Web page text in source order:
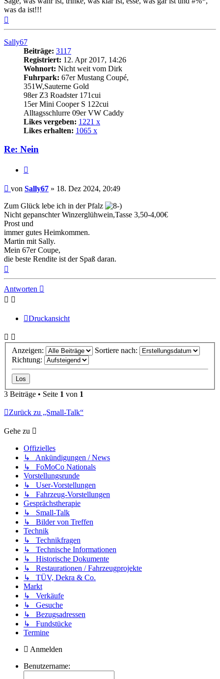
was da ist!!!
Sally67
Beiträge: 3117
Registriert: 12. Apr 2017, 14:26
Wohnort: Nicht weit vom Dirk
Fuhrpark: 67er Mustang Coupé,
351W,Sauterne Gold
98er Z3 Roadster 171cui
15er Mini Cooper S 122cui
Alltagsschlurre 09er VW Caddy
Likes vergeben: 1221 x
Likes erhalten: 1065 x
Re: Nein
Beitrag
von Sally67 » 18. Dez 2024, 20:49
Zum Glück lebe ich in der Pfalz
Nicht gepanschter Winzerglühwein,Tasse 3,50-4,00€
Prost und
immer gutes Heimkommen.
Martin mit Sally.
Mein 67er Coupe,
die beste Rendite ist der Spaß daran.
Antworten
Druckansicht
Anzeigen:
Sortiere nach:
Richtung:
3 Beiträge • Seite 1 von 1
Zurück zu „Small-Talk“
Gehe zu
Offizielles
↳ Ankündigungen / News
↳ FoMoCo Nationals
Vorstellungsrunde
↳ User-Vorstellungen
↳ Fahrzeug-Vorstellungen
Gesprächstherapie
↳ Small-Talk
↳ Bilder von Treffen
Technik
↳ Technikfragen
↳ Technische Informationen
↳ Historische Dokumente
↳ Restaurationen / Fahrzeugprojekte
↳ TÜV, Dekra & Co.
Markt
↳ Verkäufe
↳ Gesuche
↳ Bezugsadressen
↳ Fundstücke
Termine
Anmelden
Benutzername: